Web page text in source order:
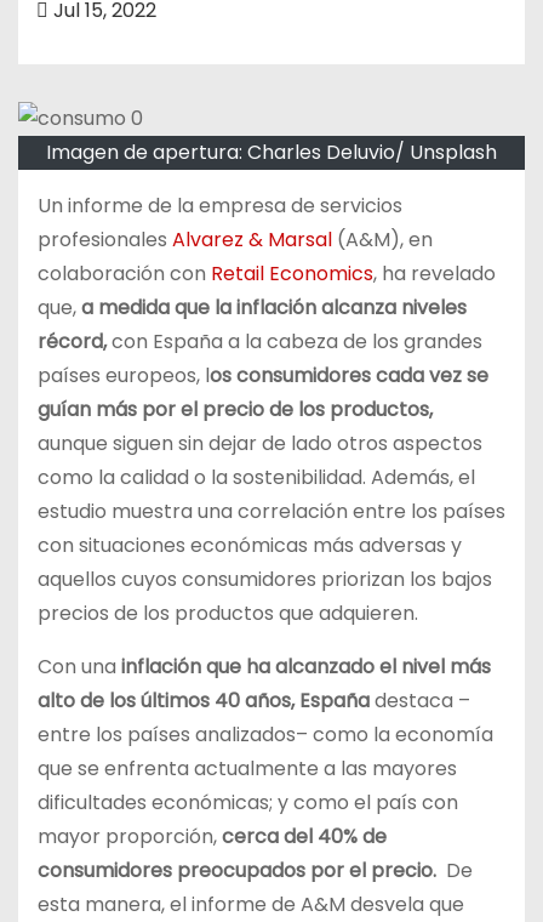
Jul 15, 2022
Imagen de apertura: Charles Deluvio/ Unsplash
Un informe de la empresa de servicios
profesionales Alvarez & Marsal (A&M), en
colaboración con Retail Economics, ha revelado
que,a medida que la inflación alcanza niveles
récord,con España a la cabeza de los grandes
países europeos, los consumidores cada vez se
guían más por el precio de los productos,
aunque siguen sin dejar de lado otros aspectos
como la calidad o la sostenibilidad. Además, el
estudio muestra una correlación entre los países
con situaciones económicas más adversas y
aquellos cuyos consumidores priorizan los bajos
precios de los productos que adquieren.
Con una inflación que ha alcanzado el nivel más
alto de los últimos 40 años, Españadestaca –
entre los países analizados– como la economía
que se enfrenta actualmente a las mayores
dificultades económicas; y como el país con
mayor proporción,cerca del 40% de
consumidores preocupados por el precio. De
esta manera, el informe de A&M desvela que